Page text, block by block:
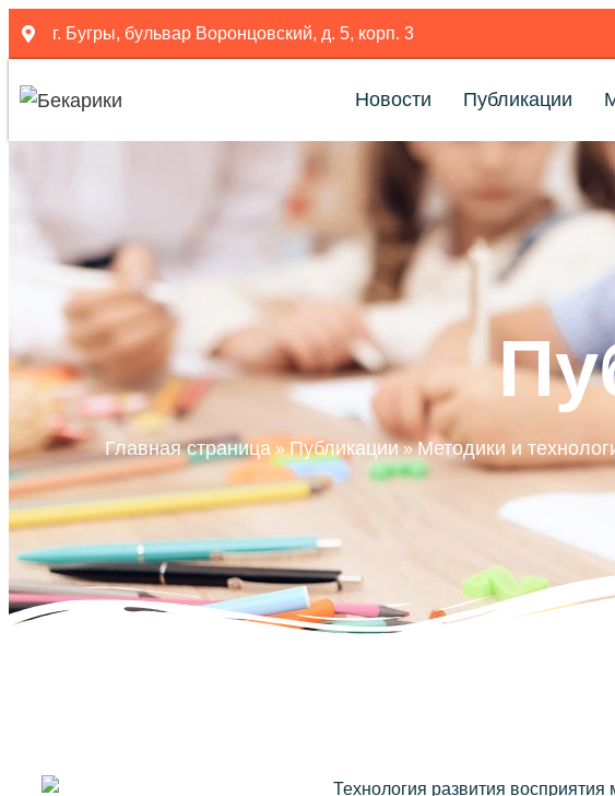
г. Бугры, бульвар Воронцовский, д. 5, корп. 3
Новости Публикации
Главная страница »Публикации»Методики и